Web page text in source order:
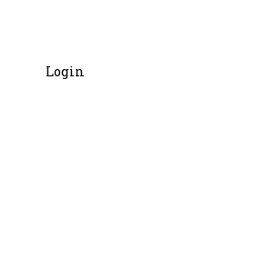
Login